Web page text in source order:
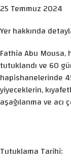
25 Temmuz 2024
Yer hakkında
Fathia Abu Mousa,
tutuklandı ve 60
hapishanelerinde
yiyeceklerin,
aşağılanma ve
Tutuklama Tarihi: